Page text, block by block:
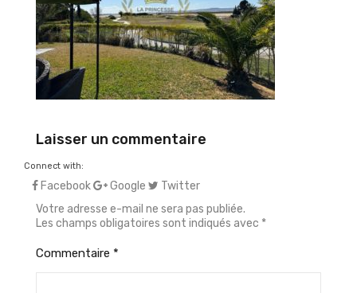
Laisser un commentaire
Connect with:
Facebook Google
Twitter
Votre adresse e-mail ne sera pas publiée.
Les champs obligatoires sont indiqués avec *
Commentaire *